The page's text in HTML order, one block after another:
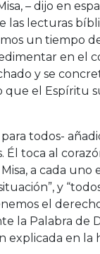
– dijo en
las lecturas
un tiempo
en el
y se
que el Espíritu
todos-
Él toca al
a cada uno
y
el
la Palabra de
explicada en la